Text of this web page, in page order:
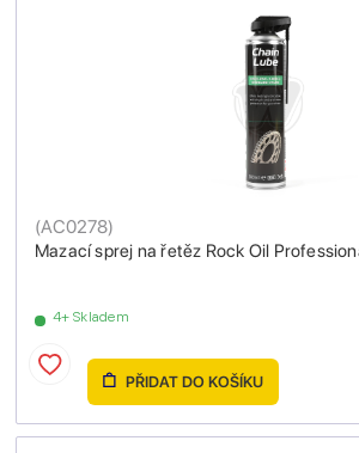
Mazací sprej na řetěz Rock Oil
(AC0278)
4+ Skladem
PŘIDAT DO KOŠÍKU